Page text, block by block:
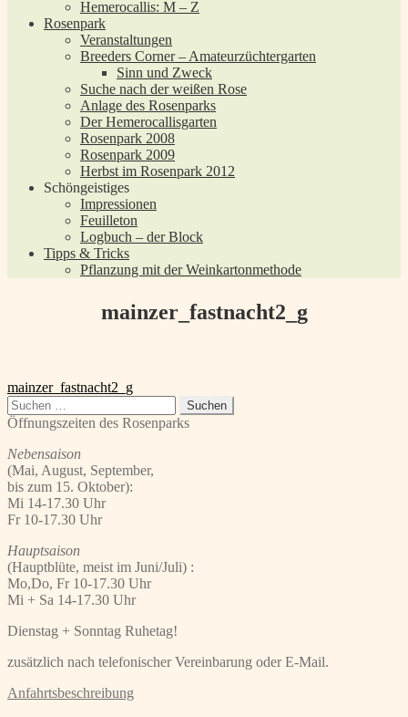
Hemerocallis: M – Z
Rosenpark
Veranstaltungen
Breeders Corner – Amateurzüchtergarten
Sinn und Zweck
Suche nach der weißen Rose
Anlage des Rosenparks
Der Hemerocallisgarten
Rosenpark 2008
Rosenpark 2009
Herbst im Rosenpark 2012
Schöngeistiges
Impressionen
Feuilleton
Logbuch – der Block
Tipps & Tricks
Pflanzung mit der Weinkartonmethode
mainzer_fastnacht2_g
Beitragsnavigation
Vorheriger
Beitrag:
mainzer_fastnacht2_g
Suchen
nach:
Öffnungszeiten des Rosenparks
Nebensaison
(Mai, August, September,
bis zum 15. Oktober):
Mi 14-17.30 Uhr
Fr 10-17.30 Uhr
Hauptsaison
(Hauptblüte, meist im Juni/Juli) :
Mo,Do, Fr 10-17.30 Uhr
Mi + Sa 14-17.30 Uhr
Dienstag + Sonntag Ruhetag!
zusätzlich nach telefonischer Vereinbarung oder E-Mail.
Anfahrtsbeschreibung